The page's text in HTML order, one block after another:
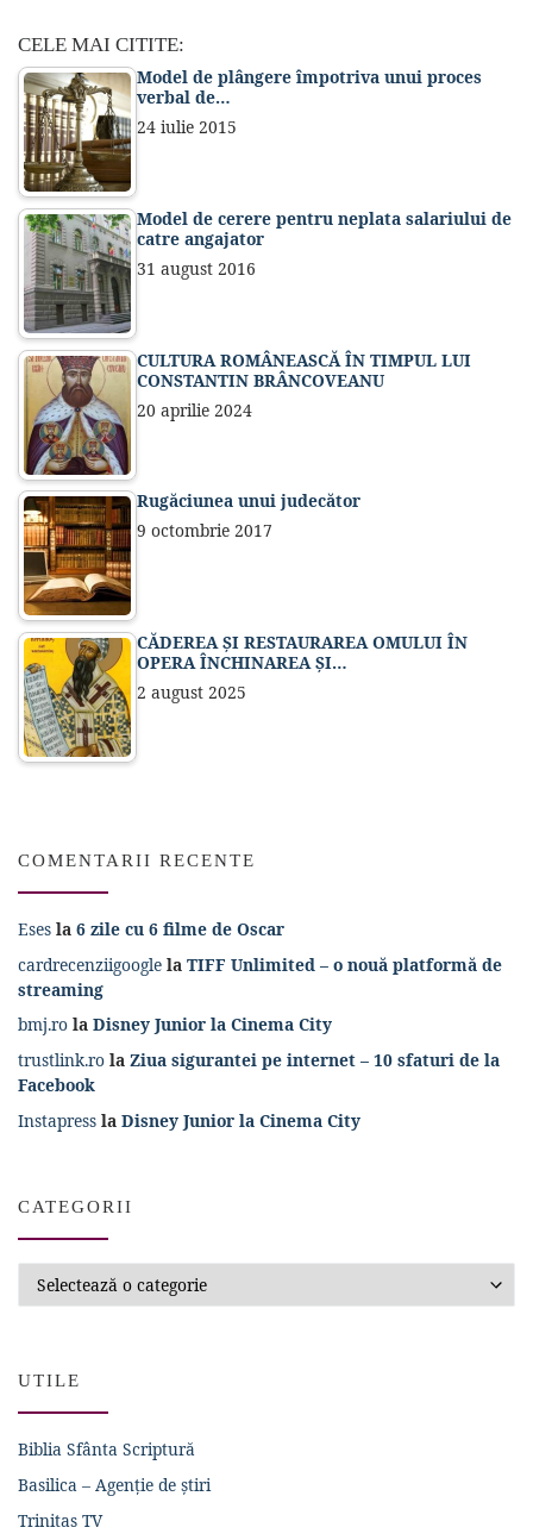
CELE MAI CITITE:
Model de plângere împotriva unui proces
verbal de…
24 iulie 2015
Model de cerere pentru neplata salariului de
catre angajator
31 august 2016
CULTURA ROMÂNEASCĂ ÎN TIMPUL LUI
CONSTANTIN BRÂNCOVEANU
20 aprilie 2024
Rugăciunea unui judecător
9 octombrie 2017
CĂDEREA ȘI RESTAURAREA OMULUI ÎN
OPERA ÎNCHINAREA ȘI…
2 august 2025
COMENTARII RECENTE
Eses la 6 zile cu 6 filme de Oscar
cardrecenziigoogle la TIFF Unlimited – o nouă platformă de
streaming
bmj.ro la Disney Junior la Cinema City
trustlink.ro la Ziua sigurantei pe internet – 10 sfaturi de la
Facebook
Instapress la Disney Junior la Cinema City
CATEGORII
UTILE
Biblia Sfânta Scriptură
Basilica – Agenție de știri
Trinitas TV